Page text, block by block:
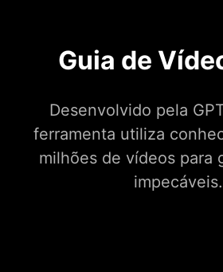
Guia de
Desenvolvido pela
ferramenta utiliza
milhões de vídeos para
impecáveis.